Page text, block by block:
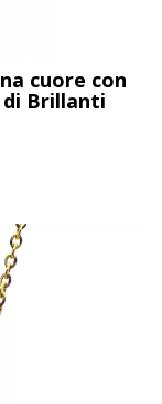
cuore con
di Brillanti